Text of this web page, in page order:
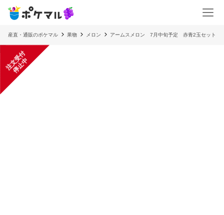
産直・通販のポケマル 果物 メロン アームスメロン 7月中旬予定 赤青2玉セット
注
文
受
付
停
止
中